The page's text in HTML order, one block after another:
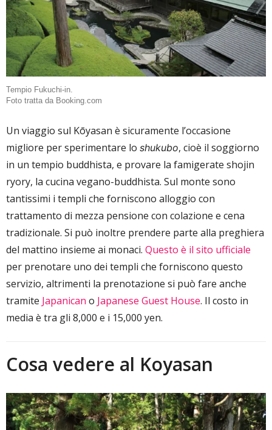
Tempio Fukuchi-in.
Foto tratta da Booking.com
Un viaggio sul Kōyasan è sicuramente l’occasione
migliore per sperimentare lo shukubo, cioè il soggiorno
in un tempio buddhista, e provare la famigerate shojin
ryory, la cucina vegano-buddhista. Sul monte sono
tantissimi i templi che forniscono alloggio con
trattamento di mezza pensione con colazione e cena
tradizionale. Si può inoltre prendere parte alla preghiera
del mattino insieme ai monaci. Questo è il sito ufficiale
per prenotare uno dei templi che forniscono questo
servizio, altrimenti la prenotazione si può fare anche
tramite Japanican o Japanese Guest House. Il costo in
media è tra gli 8,000 e i 15,000 yen.
Cosa vedere al Koyasan